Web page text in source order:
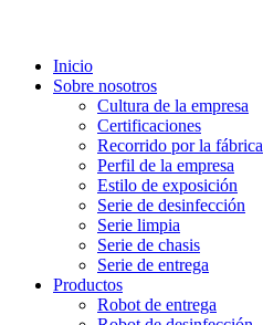
Inicio
Sobre nosotros
Cultura de la empresa
Certificaciones
Recorrido por la fábrica
Perfil de la empresa
Estilo de exposición
Serie de desinfección
Serie limpia
Serie de chasis
Serie de entrega
Productos
Robot de entrega